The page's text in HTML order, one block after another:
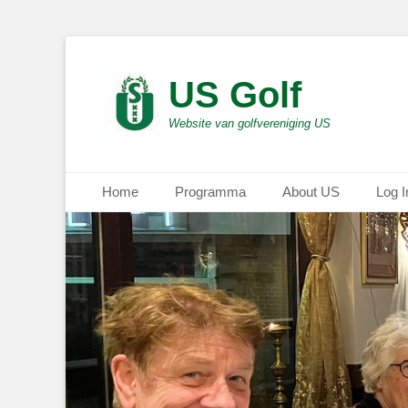
US Golf
Website van golfvereniging US
Primair menu
naar
de
inhoud
Home Programma About US Log